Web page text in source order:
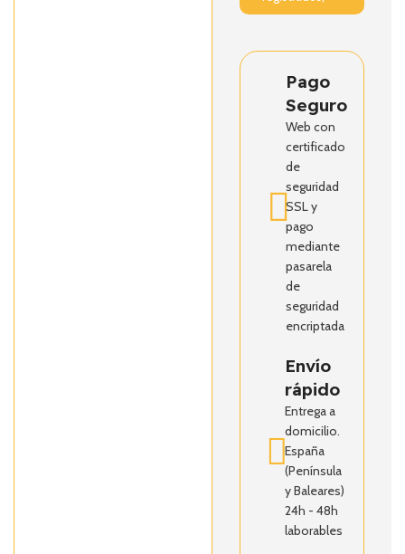
Pago
Seguro
Web con
certificado
de
seguridad
SSL y
pago
mediante
pasarela
de
seguridad
encriptada
Envío
rápido
Entrega a
domicilio.
España
(Península
y Baleares)
24h - 48h
laborables